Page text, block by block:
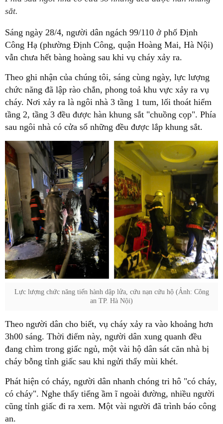
sắt.
Sáng ngày 28/4, người dân ngách 99/110 ở phố Định
Công Hạ (phường Định Công, quận Hoàng Mai, Hà Nội)
vẫn chưa hết bàng hoàng sau khi vụ cháy xảy ra.
Theo ghi nhận của chúng tôi, sáng cùng ngày, lực lượng
chức năng đã lập rào chắn, phong toả khu vực xảy ra vụ
cháy. Nơi xảy ra là ngôi nhà 3 tầng 1 tum, lối thoát hiểm
tầng 2, tầng 3 đều được hàn khung sắt "chuồng cọp". Phía
sau ngôi nhà có cửa sổ những đều được lắp khung sắt.
Lực lượng chức năng tiến hành dập lửa, cứu nạn cứu hộ (Ảnh: Công
an TP. Hà Nội)
Theo người dân cho biết, vụ cháy xảy ra vào khoảng hơn
3h00 sáng. Thời điểm này, người dân xung quanh đều
đang chìm trong giấc ngủ, một vài hộ dân sát căn nhà bị
cháy bỗng tỉnh giấc sau khi ngửi thấy mùi khét.
Phát hiện có cháy, người dân nhanh chóng tri hô "có cháy,
có cháy". Nghe thấy tiếng ầm ĩ ngoài đường, nhiều người
cũng tỉnh giấc đi ra xem. Một vài người đã trình báo công
an.